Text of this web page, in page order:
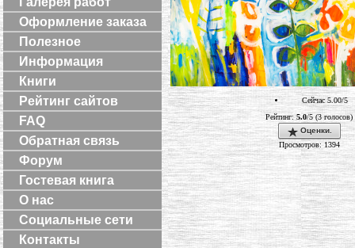
Оформление заказа
Полезное
Информация
Книги
Рейтинг сайтов
FAQ
Обратная связь
Форум
Гостевая книга
О нас
Социальные сети
Контакты
Сейчас 5.00/5
Рейтинг:5.0/5 (3 голосов)
Оценки.
Просмотров: 1394